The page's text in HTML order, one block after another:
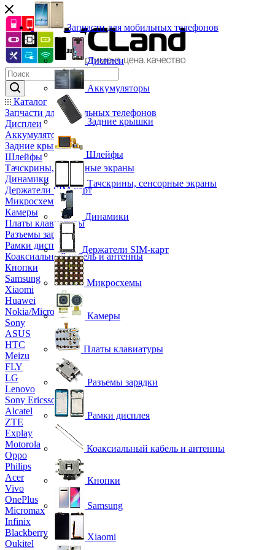
Каталог
Запчасти для мобильных телефонов
Дисплеи
Аккумуляторы
Задние крышки
Шлейфы
Тачскрины, сенсорные экраны
Динамики
Держатели SIM-карт
Микросхемы
Камеры
Платы клавиатуры
Разъемы зарядки
Рамки дисплея
Коаксиальный кабель и антенны
Кнопки
Samsung
Xiaomi
Huawei
Nokia/Microsoft
Sony
ASUS
HTC
Meizu
FLY
LG
Lenovo
Sony Ericsson
Alcatel
ZTE
Explay
Motorola
Oppo
Philips
Acer
Vivo
OnePlus
Micromax
Infinix
Blackberry
Oukitel
Запчасти для мобильных телефонов
Дисплеи
Аккумуляторы
Задние крышки
Шлейфы
Тачскрины, сенсорные экраны
Динамики
Держатели SIM-карт
Микросхемы
Камеры
Платы клавиатуры
Разъемы зарядки
Рамки дисплея
Коаксиальный кабель и антенны
Кнопки
Samsung
Xiaomi